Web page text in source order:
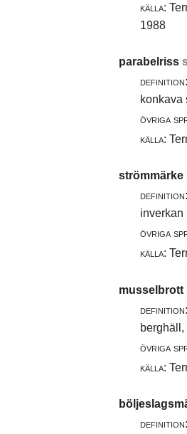
källa:
1988
parabelriss
definition:
konkava
övriga
källa:
strömmärke
definition:
inverkan
övriga
källa:
musselbrott
definition:
berghäll,
övriga
källa:
definition: